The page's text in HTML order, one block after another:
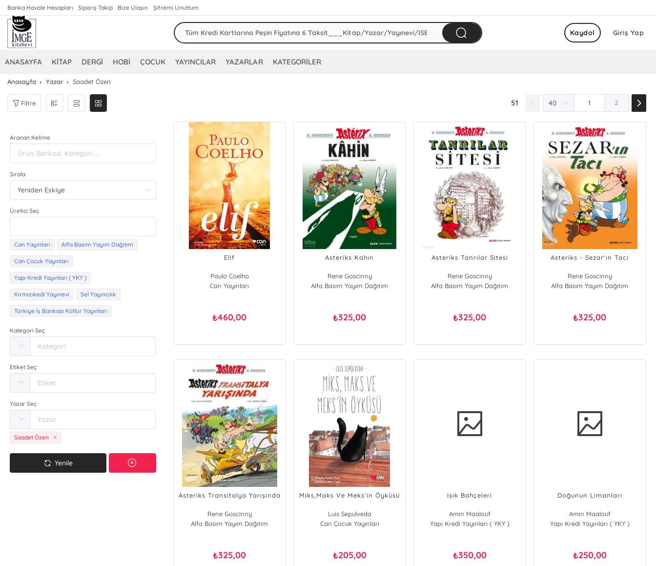
Banka Havale Hesapları Sipariş Takip Bize Ulaşın Şifremi Unuttum
Giriş Yap
Kaydol
ANASAYFA KİTAP DERGİ HOBİ ÇOCUK YAYINCILAR YAZARLAR KATEGORİLER
Anasayfa Yazar Saadet Özen
Filtre 51 2
Aranan Kelime
Sırala
Üretici Seç
Can Yayınları Alfa Basım Yayım Dağıtım
Can Çocuk Yayınları
Yapı Kredi Yayınları ( YKY )
Kırmızıkedi Yayınevi Sel Yayıncılık
Türkiye İş Bankası Kültür Yayınları
Kategori Seç
Etiket Seç
Yazar Seç
Saadet Özen
Yenile
Elif
Paulo Coelho
Can Yayınları
₺460,00
Asteriks Kahin
Rene Goscinny
Alfa Basım Yayım Dağıtım
₺325,00
Asteriks Tanrılar Sitesi
Rene Goscinny
Alfa Basım Yayım Dağıtım
₺325,00
Asteriks - Sezar'ın Tacı
Rene Goscinny
Alfa Basım Yayım Dağıtım
₺325,00
Asteriks Transitalya Yarışında
Rene Goscinny
Alfa Basım Yayım Dağıtım
₺325,00
Miks,Maks Ve Meks'in Öyküsü
Luis Sepulveda
Can Çocuk Yayınları
₺205,00
Işık Bahçeleri
Amin Maalouf
Yapı Kredi Yayınları ( YKY )
₺350,00
Doğunun Limanları
Amin Maalouf
Yapı Kredi Yayınları ( YKY )
₺250,00